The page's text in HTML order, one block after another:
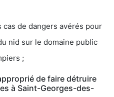
cas de dangers avérés pour
nid sur le domaine public
;
de faire détruire
à Saint-Georges-des-